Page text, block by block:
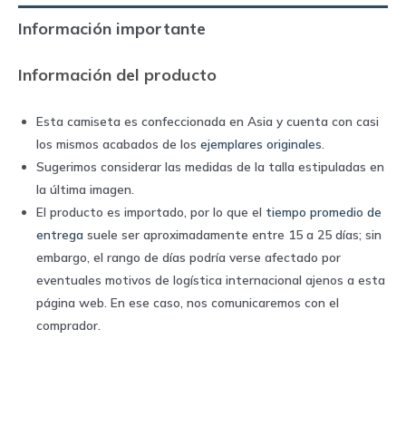
1995/96
|
quantity
Información importante
Información del producto
Esta camiseta es confeccionada en Asia y cuenta con casi
los mismos acabados de los ejemplares originales.
Sugerimos considerar las medidas de la talla estipuladas en
la última imagen.
El producto es importado, por lo que el tiempo promedio de
entrega suele ser aproximadamente entre 15 a 25 días; sin
embargo, el rango de días podría verse afectado por
eventuales motivos de logística internacional ajenos a esta
página web. En ese caso, nos comunicaremos con el
comprador.